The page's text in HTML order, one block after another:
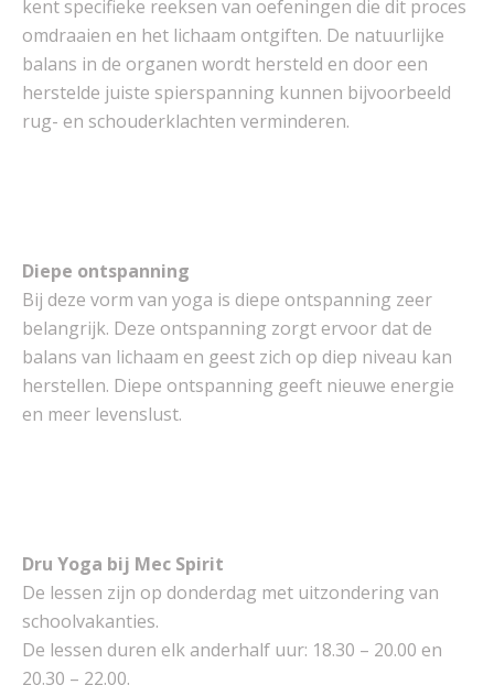
kent specifieke reeksen van oefeningen die dit proces
omdraaien en het lichaam ontgiften. De natuurlijke
balans in de organen wordt hersteld en door een
herstelde juiste spierspanning kunnen bijvoorbeeld
rug- en schouderklachten verminderen.
Diepe ontspanning
Bij deze vorm van yoga is diepe ontspanning zeer
belangrijk. Deze ontspanning zorgt ervoor dat de
balans van lichaam en geest zich op diep niveau kan
herstellen. Diepe ontspanning geeft nieuwe energie
en meer levenslust.
Dru Yoga bij Mec Spirit
De lessen zijn op donderdag met uitzondering van
schoolvakanties.
De lessen duren elk anderhalf uur: 18.30 – 20.00 en
20.30 – 22.00.